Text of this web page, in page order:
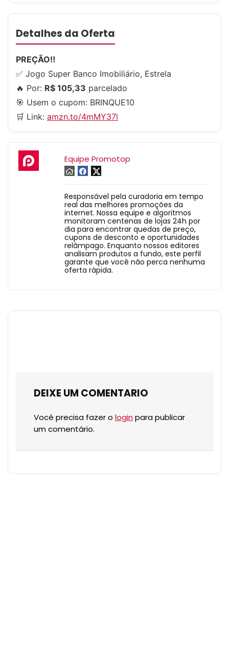
Detalhes da Oferta
PREÇÃO‼️
✅ Jogo Super Banco Imobiliário, Estrela
🔥 Por: R$ 105,33 parcelado
🎯 Usem o cupom: BRINQUE10
🛒 Link: amzn.to/4mMY37l
Equipe Promotop
Responsável pela curadoria em tempo
real das melhores promoções da
internet. Nossa equipe e algoritmos
monitoram centenas de lojas 24h por
dia para encontrar quedas de preço,
cupons de desconto e oportunidades
relâmpago. Enquanto nossos editores
analisam produtos a fundo, este perfil
garante que você não perca nenhuma
oferta rápida.
DEIXE UM COMENTARIO
Você precisa fazer o login para publicar
um comentário.